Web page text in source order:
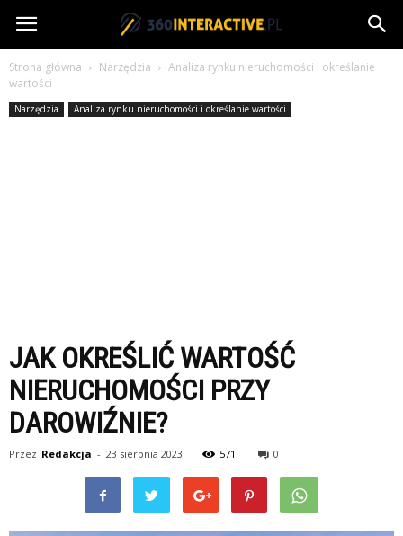
360interactive.pl
Strona główna Narzędzia
Analiza rynku nieruchomości i określanie
wartości
Narzędzia Analiza rynku nieruchomości i określanie wartości
JAK OKREŚLIĆ WARTOŚĆ
NIERUCHOMOŚCI PRZY
DAROWIŹNIE?
Przez Redakcja - 23 sierpnia 2023 571 0